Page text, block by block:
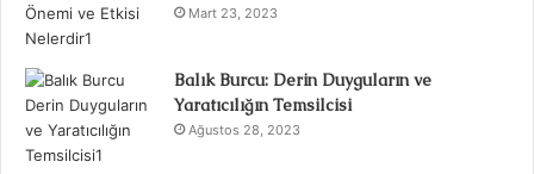
Mart 23, 2023
Balık Burcu: Derin Duyguların ve
Yaratıcılığın Temsilcisi
Ağustos 28, 2023